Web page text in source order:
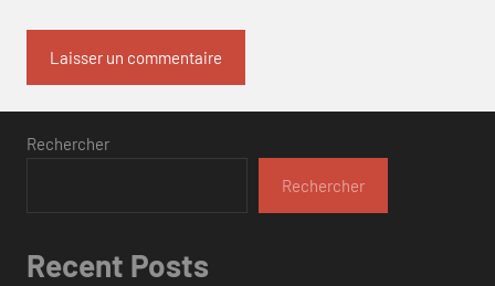
Rechercher
Rechercher
Recent Posts